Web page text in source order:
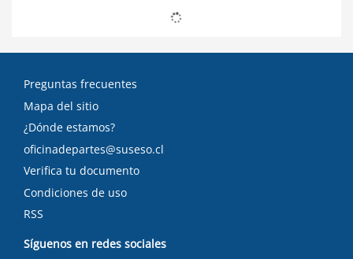
Preguntas frecuentes
Mapa del sitio
¿Dónde estamos?
oficinadepartes@suseso.cl
Verifica tu documento
Condiciones de uso
RSS
Síguenos en redes sociales